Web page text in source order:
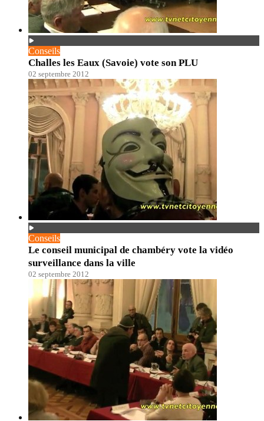
Conseils
Challes les Eaux (Savoie) vote son PLU
02 septembre 2012
Conseils
Le conseil municipal de chambéry vote la vidéo
surveillance dans la ville
02 septembre 2012